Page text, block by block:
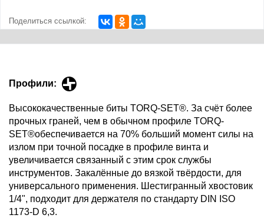
Поделиться ссылкой:
Профили:
Высококачественные биты TORQ-SET®. За счёт более
прочных граней, чем в обычном профиле TORQ-
SET®обеспечивается на 70% больший момент силы на
излом при точной посадке в профиле винта и
увеличивается связанный с этим срок службы
инструментов. Закалённые до вязкой твёрдости, для
универсального применения. Шестигранный хвостовик
1/4", подходит для держателя по стандарту DIN ISO
1173-D 6,3.